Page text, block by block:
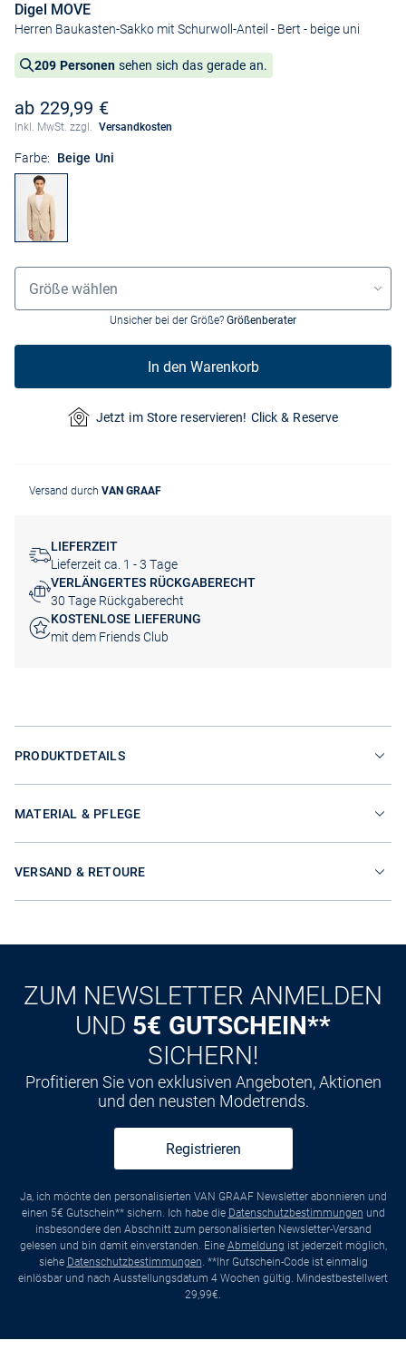
Digel MOVE
Herren Baukasten-Sakko mit Schurwoll-Anteil - Bert - beige uni
209 Personen sehen sich das gerade an.
ab 229,99 €
Inkl. MwSt. zzgl. Versandkosten
Farbe: Beige Uni
Grössenauswahl
Größe wählen
Unsicher bei der Größe? Größenberater
In den Warenkorb
Jetzt im Store reservieren! Click & Reserve
Versand durch VAN GRAAF
LIEFERZEIT
Lieferzeit ca. 1 - 3 Tage
VERLÄNGERTES RÜCKGABERECHT
30 Tage Rückgaberecht
KOSTENLOSE LIEFERUNG
mit dem Friends Club
PRODUKTDETAILS
MATERIAL & PFLEGE
VERSAND & RETOURE
ZUM NEWSLETTER ANMELDEN
UND 5€ GUTSCHEIN**
SICHERN!
Profitieren Sie von exklusiven Angeboten, Aktionen
und den neusten Modetrends.
Registrieren
Ja, ich möchte den personalisierten VAN GRAAF Newsletter abonnieren und
einen 5€ Gutschein** sichern. Ich habe die Datenschutzbestimmungen und
insbesondere den Abschnitt zum personalisierten Newsletter-Versand
gelesen und bin damit einverstanden. Eine Abmeldung ist jederzeit möglich,
siehe Datenschutzbestimmungen. **Ihr Gutschein-Code ist einmalig
einlösbar und nach Ausstellungsdatum 4 Wochen gültig. Mindestbestellwert
29,99€.